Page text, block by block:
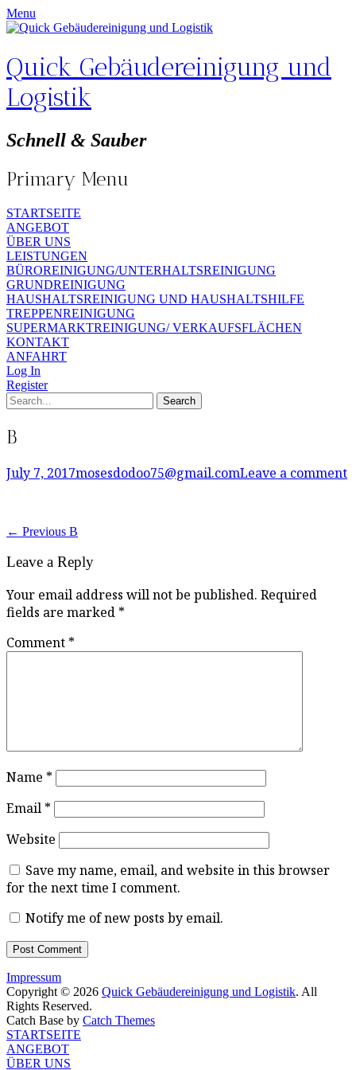
Menu
Quick Gebäudereinigung und
Logistik
Schnell & Sauber
Primary Menu
Skip
to
content
STARTSEITE
ANGEBOT
ÜBER UNS
LEISTUNGEN
BÜROREINIGUNG/UNTERHALTSREINIGUNG
GRUNDREINIGUNG
HAUSHALTSREINIGUNG UND HAUSHALTSHILFE
TREPPENREINIGUNG
SUPERMARKTREINIGUNG/ VERKAUFSFLÄCHEN
KONTAKT
ANFAHRT
Log In
Register
Search
Search
for:
B
Posted
July 7, 2017Author
mosesdodoo75@gmail.comLeave a comment
Post
navigation
← Previous Previous
B
Leave a Reply
Your email address will not be published. Required
fields are marked *
Comment *
Name *
Email *
Website
Save my name, email, and website in this browser
for the next time I comment.
Notify me of new posts by email.
Impressum
Copyright © 2026 Quick Gebäudereinigung und Logistik. All
Rights Reserved.
Catch Base by Catch Themes
Scroll
Up
STARTSEITE
ANGEBOT
ÜBER UNS